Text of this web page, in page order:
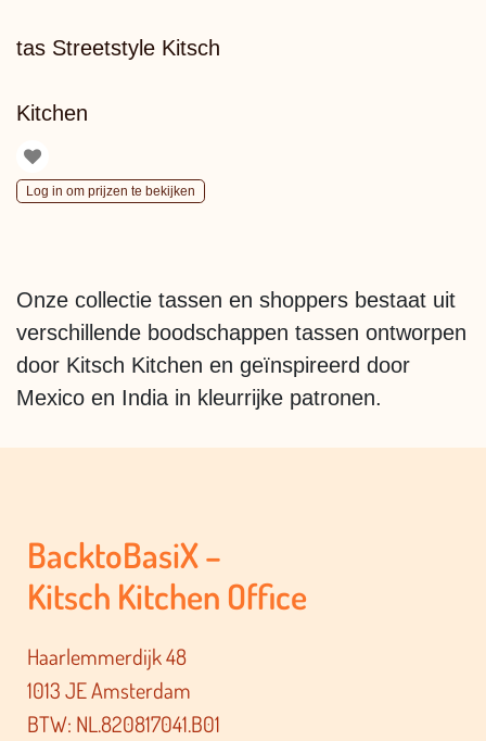
tas Streetstyle Kitsch
Kitchen
Log in om prijzen te bekijken
Onze collectie tassen en shoppers bestaat uit
verschillende boodschappen tassen ontworpen
door Kitsch Kitchen en geïnspireerd door
Mexico en India in kleurrijke patronen.
BacktoBasiX –
Kitsch Kitchen Office
Haarlemmerdijk 48
1013 JE Amsterdam
BTW: NL.820817041.B01